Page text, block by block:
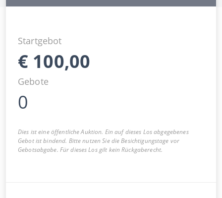
Startgebot
€ 100,00
Gebote
0
Dies ist eine öffentliche Auktion. Ein auf dieses Los abgegebenes
Gebot ist bindend. Bitte nutzen Sie die Besichtigungstage vor
Gebotsabgabe. Für dieses Los gilt kein Rückgaberecht.